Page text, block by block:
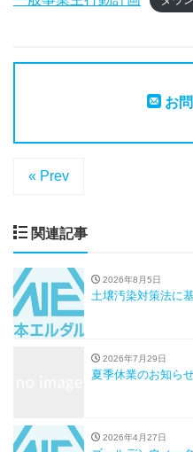
お
« Prev
関連記事
2026年8月5日
土壌汚染対策法に
2026年7月29日
夏季休業のお知ら
2026年4月27日